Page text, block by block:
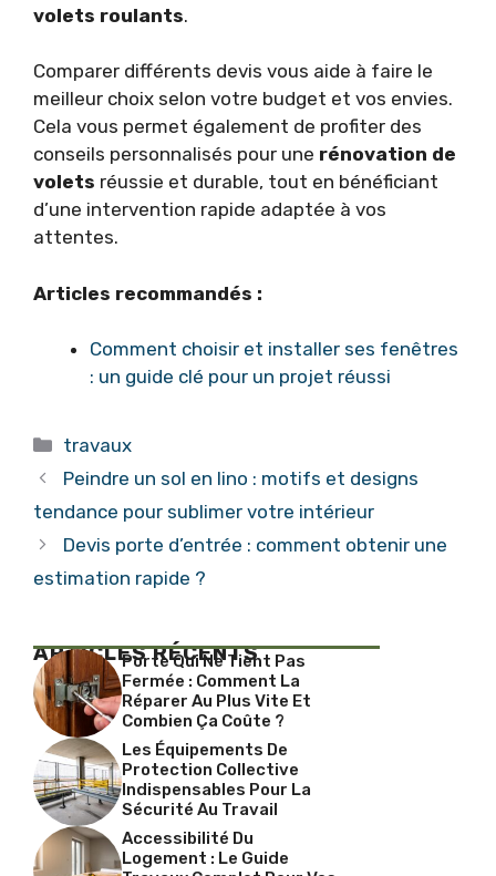
volets roulants.
Comparer différents devis vous aide à faire le
meilleur choix selon votre budget et vos envies.
Cela vous permet également de profiter des
conseils personnalisés pour une rénovation de
volets réussie et durable, tout en bénéficiant
d’une intervention rapide adaptée à vos
attentes.
Articles recommandés :
Comment choisir et installer ses fenêtres
: un guide clé pour un projet réussi
Catégories
travaux
Peindre un sol en lino : motifs et designs
tendance pour sublimer votre intérieur
Devis porte d’entrée : comment obtenir une
estimation rapide ?
ARTICLES RÉCENTS
Porte Qui Ne Tient Pas
Fermée : Comment La
Réparer Au Plus Vite Et
Combien Ça Coûte ?
Les Équipements De
Protection Collective
Indispensables Pour La
Sécurité Au Travail
Accessibilité Du
Logement : Le Guide